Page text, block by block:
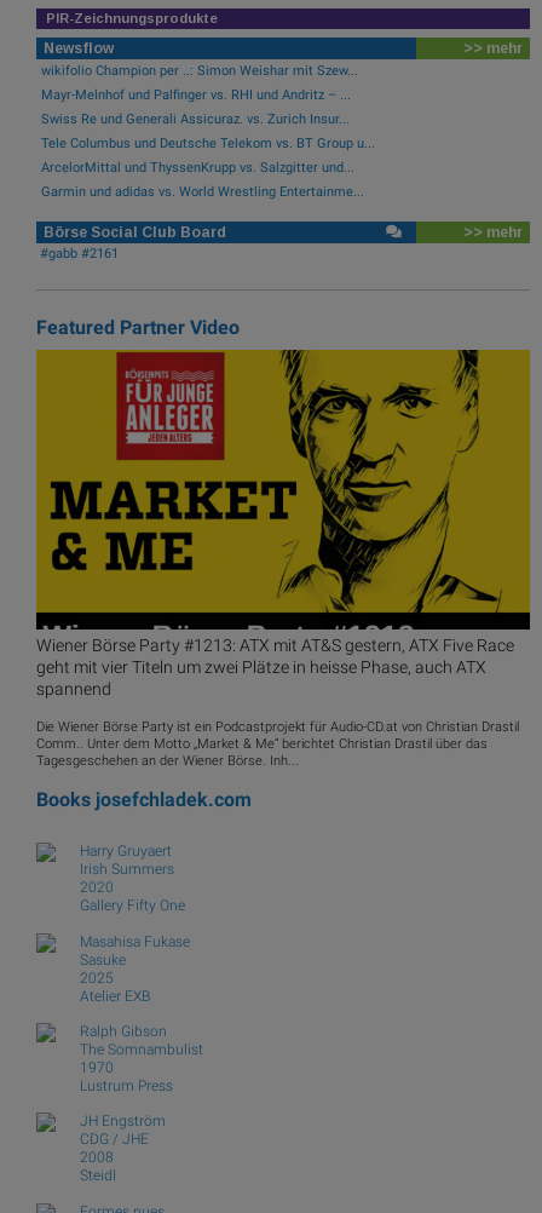
PIR-Zeichnungsprodukte
Newsflow >> mehr
wikifolio Champion per ..: Simon Weishar mit Szew...
Mayr-Melnhof und Palfinger vs. RHI und Andritz – ...
Swiss Re und Generali Assicuraz. vs. Zurich Insur...
Tele Columbus und Deutsche Telekom vs. BT Group u...
ArcelorMittal und ThyssenKrupp vs. Salzgitter und...
Garmin und adidas vs. World Wrestling Entertainme...
Börse Social Club Board >> mehr
#gabb #2161
Featured Partner Video
Wiener Börse Party #1213: ATX mit AT&S gestern, ATX Five Race
geht mit vier Titeln um zwei Plätze in heisse Phase, auch ATX
spannend
Die Wiener Börse Party ist ein Podcastprojekt für Audio-CD.at von Christian Drastil
Comm.. Unter dem Motto „Market & Me“ berichtet Christian Drastil über das
Tagesgeschehen an der Wiener Börse. Inh...
Books josefchladek.com
Harry Gruyaert
Irish Summers
2020
Gallery Fifty One
Masahisa Fukase
Sasuke
2025
Atelier EXB
Ralph Gibson
The Somnambulist
1970
Lustrum Press
JH Engström
CDG / JHE
2008
Steidl